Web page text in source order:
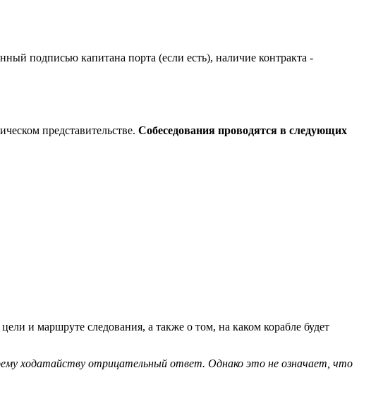
подписью капитана порта (если есть), наличие контракта -
представительстве. Собеседования проводятся в следующих
и маршруте следования, а также о том, на каком корабле будет
ходатайству отрицательный ответ. Однако это не означает, что